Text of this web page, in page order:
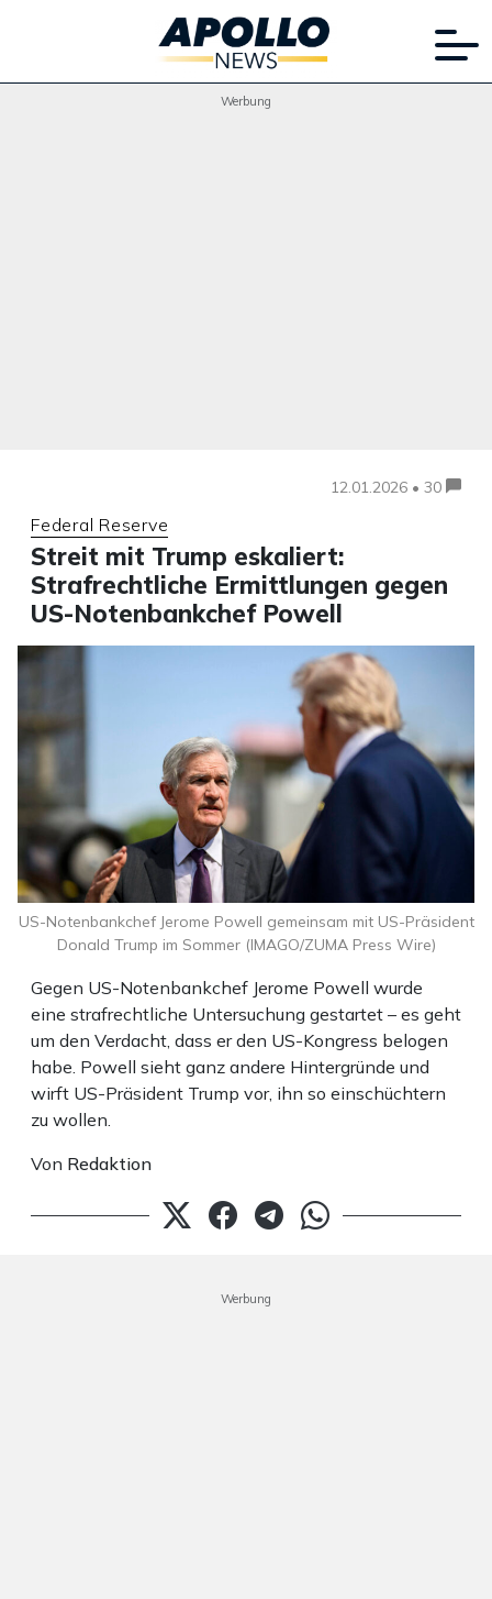
Werbung
12.01.2026 • 30
Federal Reserve
Streit mit Trump eskaliert:
Strafrechtliche Ermittlungen gegen
US-Notenbankchef Powell
Gegen US-Notenbankchef Jerome Powell wurde
eine strafrechtliche Untersuchung gestartet – es geht
um den Verdacht, dass er den US-Kongress belogen
habe. Powell sieht ganz andere Hintergründe und
wirft US-Präsident Trump vor, ihn so einschüchtern
zu wollen.
Von Redaktion
US-Notenbankchef Jerome Powell gemeinsam mit US-Präsident
Donald Trump im Sommer (IMAGO/ZUMA Press Wire)
Werbung